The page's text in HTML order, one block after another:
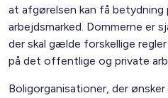
at afgørelsen kan få betydning
arbejdsmarked. Dommerne er
der skal gælde forskellige
på det offentlige og private
Boligorganisationer, der